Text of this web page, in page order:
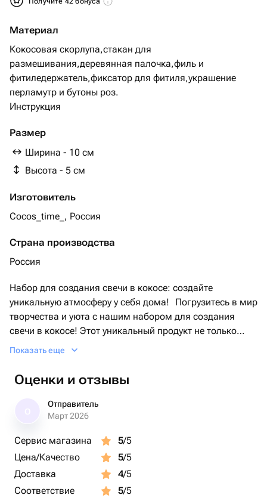
Материал
Кокосовая скорлупа,стакан для
размешивания,деревянная палочка,филь и
фитиледержатель,фиксатор для фитиля,украшение
перламутр и бутоны роз.
Инструкция
Размер
Ширина - 10 см
Высота - 5 см
Изготовитель
Cocos_time_, Россия
Страна производства
Россия
Набор для создания свечи в кокосе: создайте
уникальную атмосферу у себя дома! Погрузитесь в мир
творчества и уюта с нашим набором для создания
свечи в кокосе! Этот уникальный продукт не только
позволяет вам собственноручно создать свечу в
вашего дома. 🕯️Свеча в кокосе – это не просто
источник света, но и оригинальная деталь интерьера.
Она идеально впишется в любой стиль: от
классического до современного.
необходимое для создания свечи: натуральный кокос,
скан для плавления,палочка для
размешивания,украшение бутоны роз и перламутр,
фитиль и фитиледержатель ,а самое главное
Показать еще
Оценки и отзывы
Отправитель
Март 2026
Сервис магазина 5/5
Цена/Качество
5/5
Доставка
4/5
Соответствие
5/5